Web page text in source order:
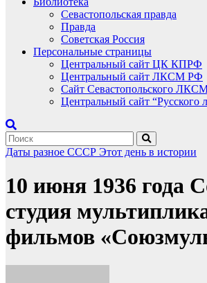
Севастопольская правда
Правда
Советская Россия
Персональные страницы
Центральный сайт ЦК КПРФ
Центральный сайт ЛКСМ РФ
Сайт Севастопольского
Центральный сайт “Русского
Даты разное СССР Этот день в истории
10 июня 1936 года
студия
фильмов